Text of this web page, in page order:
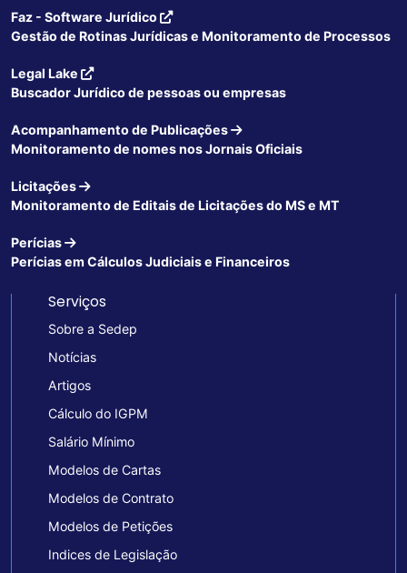
Faz - Software Jurídico
Gestão de Rotinas Jurídicas e Monitoramento de Processos
Legal Lake
Buscador Jurídico de pessoas ou empresas
Acompanhamento de Publicações
Monitoramento de nomes nos Jornais Oficiais
Licitações
Monitoramento de Editais de Licitações do MS e MT
Perícias
Perícias em Cálculos Judiciais e Financeiros
Serviços
Sobre a Sedep
Notícias
Artigos
Cálculo do IGPM
Salário Mínimo
Modelos de Cartas
Modelos de Contrato
Modelos de Petições
Indices de Legislação